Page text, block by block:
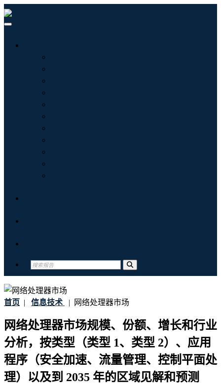
首页 | 信息技术 | 网络处理器市场
网络处理器市场规模、份额、增长和行业
分析，按类型（类型 1、类型 2）、应用
程序（安全加速、流量管理、控制平面处
理）以及到 2035 年的区域见解和预测